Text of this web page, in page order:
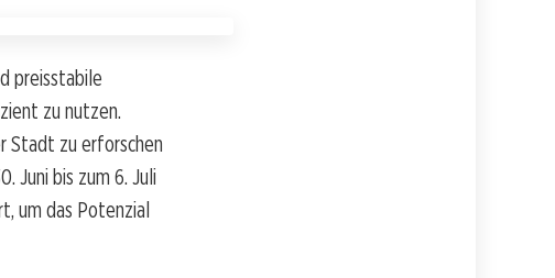
preisstabile
zu nutzen.
Stadt zu erforschen
Juni bis zum 6. Juli
um das Potenzial